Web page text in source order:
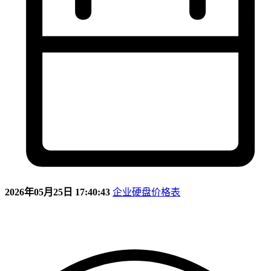
2026年05月25日 17:40:43 企业硬盘价格表